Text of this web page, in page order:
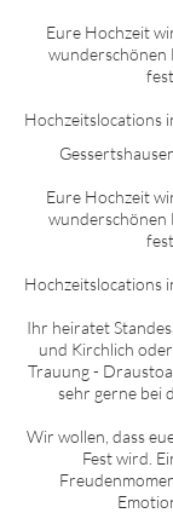
Eure Hochzeit
wunderschönen
Hochzeitslocations
Eure Hochzeit
wunderschönen
Hochzeitslocations
Ihr heiratet
und Kirchlich
Trauung -
sehr gerne bei
Wir wollen, dass
Fest wird.